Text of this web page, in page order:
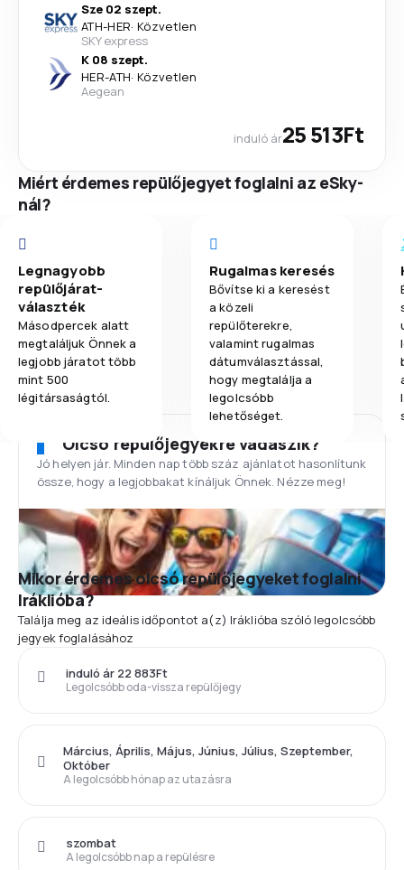
Sze 02 szept.
ATH-HER· Közvetlen
SKY express
K 08 szept.
HER-ATH· Közvetlen
Aegean
induló ár25 513Ft
Miért érdemes repülőjegyet foglalni az eSky-
nál?
Legnagyobb
repülőjárat-
választék
Másodpercek alatt
megtaláljuk Önnek a
legjobb járatot több
mint 500
légitársaságtól.
Rugalmas keresés
Bővítse ki a keresést
a közeli
repülőterekre,
valamint rugalmas
dátumválasztással,
hogy megtalálja a
legolcsóbb
lehetőséget.
Olcsó repülőjegyekre vadászik?
Jó helyen jár. Minden nap több száz ajánlatot hasonlítunk
össze, hogy a legjobbakat kínáljuk Önnek. Nézze meg!
Mikor érdemes olcsó repülőjegyeket foglalni
Iráklióba?
Találja meg az ideális időpontot a(z) Iráklióba szóló legolcsóbb
jegyek foglalásához
Legolcsóbb oda-vissza repülőjegy
induló ár 22 883Ft
A legolcsóbb hónap az utazásra
Március, Április, Május, Június, Július, Szeptember,
Október
A legolcsóbb nap a repülésre
szombat